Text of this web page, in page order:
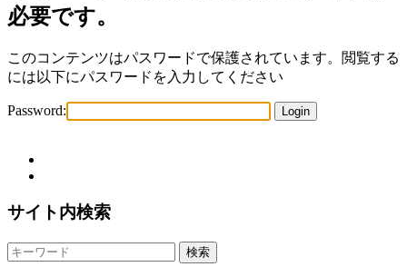
必要です。
このコンテンツはパスワードで保護されています。閲覧する
には以下にパスワードを入力してください
Password:
サイト内検索